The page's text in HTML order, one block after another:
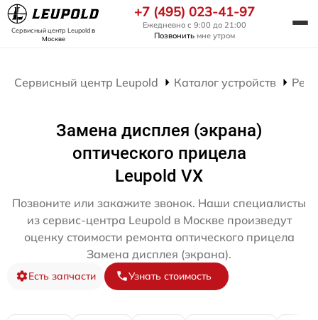
Сервисный центр Leupoldв
Москве
+7 (495) 023-41-97
Ежедневно с 9:00 до 21:00
Позвонить мне утром
Сервисный центр Leupold Каталог устройств
Замена дисплея (экрана)
оптического прицела
Leupold VX
Позвоните или закажите звонок. Наши специалисты
из сервис-центра Leupold в Москве произведут
оценку стоимости ремонта оптического прицела
Замена дисплея (экрана).
Есть запчасти Узнать стоимость